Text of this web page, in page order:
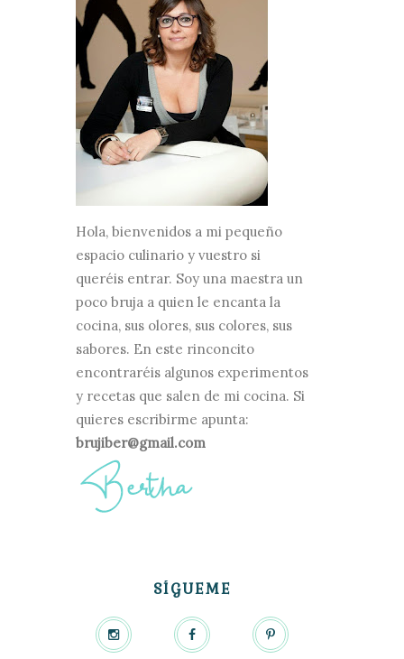
Hola, bienvenidos a mi pequeño
espacio culinario y vuestro si
queréis entrar. Soy una maestra un
poco bruja a quien le encanta la
cocina, sus olores, sus colores, sus
sabores. En este rinconcito
encontraréis algunos experimentos
y recetas que salen de mi cocina. Si
quieres escribirme apunta:
brujiber@gmail.com
SÍGUEME